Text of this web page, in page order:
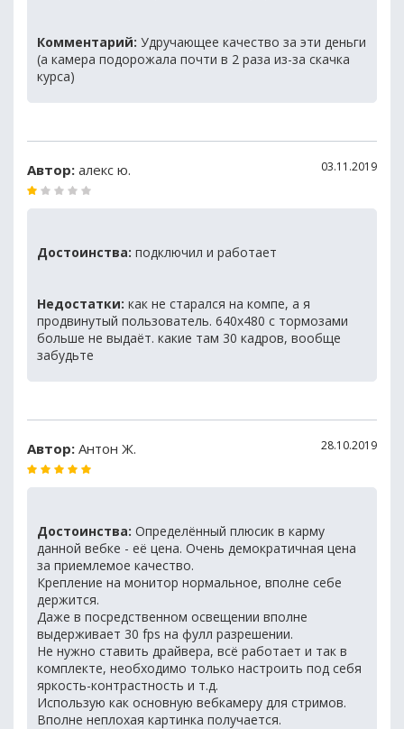
Комментарий: Удручающее качество за эти деньги
(а камера подорожала почти в 2 раза из-за скачка
курса)
Автор: алекс ю. 03.11.2019
Достоинства: подключил и работает
Недостатки: как не старался на компе, а я
продвинутый пользователь. 640х480 с тормозами
больше не выдаёт. какие там 30 кадров, вообще
забудьте
Автор: Антон Ж. 28.10.2019
Достоинства: Определённый плюсик в карму
данной вебке - её цена. Очень демократичная цена
за приемлемое качество.
Крепление на монитор нормальное, вполне себе
держится.
Даже в посредственном освещении вполне
выдерживает 30 fps на фулл разрешении.
Не нужно ставить драйвера, всё работает и так в
комплекте, необходимо только настроить под себя
яркость-контрастность и т.д.
Использую как основную вебкамеру для стримов.
Вполне неплохая картинка получается.